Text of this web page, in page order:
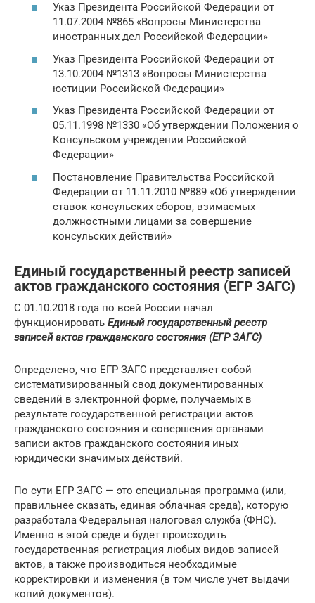
Указ Президента Российской Федерации от
11.07.2004 №865 «Вопросы Министерства
иностранных дел Российской Федерации»
Указ Президента Российской Федерации от
13.10.2004 №1313 «Вопросы Министерства
юстиции Российской Федерации»
Указ Президента Российской Федерации от
05.11.1998 №1330 «Об утверждении Положения о
Консульском учреждении Российской
Федерации»
Постановление Правительства Российской
Федерации от 11.11.2010 №889 «Об утверждении
ставок консульских сборов, взимаемых
должностными лицами за совершение
консульских действий»
Единый государственный реестр записей
актов гражданского состояния (ЕГР ЗАГС)
С 01.10.2018 года по всей России начал
функционировать Единый государственный реестр
записей актов гражданского состояния (ЕГР ЗАГС)
Определено, что ЕГР ЗАГС представляет собой
систематизированный свод документированных
сведений в электронной форме, получаемых в
результате государственной регистрации актов
гражданского состояния и совершения органами
записи актов гражданского состояния иных
юридически значимых действий.
По сути ЕГР ЗАГС — это специальная программа (или,
правильнее сказать, единая облачная среда), которую
разработала Федеральная налоговая служба (ФНС).
Именно в этой среде и будет происходить
государственная регистрация любых видов записей
актов, а также производиться необходимые
корректировки и изменения (в том числе учет выдачи
копий документов).